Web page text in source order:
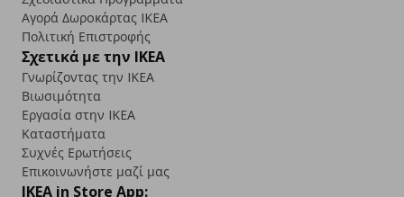
Αγορά Δωρoκάρτας IKEA
Πολιτική Επιστροφής
Σχετικά με την IKEA
Γνωρίζοντας την IKEA
Βιωσιμότητα
Εργασία στην IKEA
Καταστήματα
Συχνές Ερωτήσεις
Επικοινωνήστε μαζί μας
IKEA in Store App: